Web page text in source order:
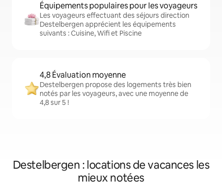
Équipements populaires pour les voyageurs
Les voyageurs effectuant des séjours direction
Destelbergen apprécient les équipements
suivants : Cuisine, Wifi et Piscine
4,8 Évaluation moyenne
Destelbergen propose des logements très bien
notés par les voyageurs, avec une moyenne de
4,8 sur 5 !
Destelbergen : locations de vacances les
mieux notées